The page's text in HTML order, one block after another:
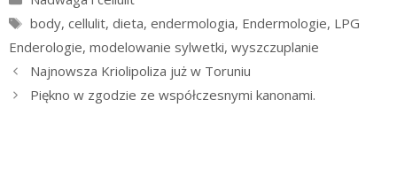
Tagi
body, cellulit, dieta, endermologia, Endermologie, LPG
Enderologie, modelowanie sylwetki, wyszczuplanie
Najnowsza Kriolipoliza już w Toruniu
Piękno w zgodzie ze współczesnymi kanonami.